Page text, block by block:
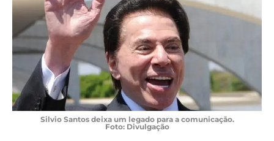
Silvio Santos deixa um legado para a comunicação.
Foto: Divulgação